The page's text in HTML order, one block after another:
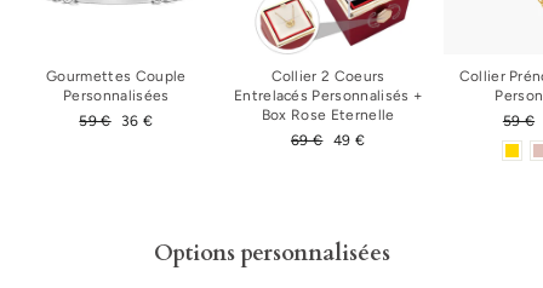
Gourmettes Couple
Personnalisées
Prix
59 €
Prix
36 €
Collier 2 Coeurs
Entrelacés Personnalisés +
Box Rose Eternelle
Prix
69 €
Prix
49 €
Collier
Prix
59 €
Options personnalisées